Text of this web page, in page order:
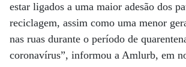
estar ligados a uma maior adesão dos
reciclagem, assim como uma menor
nas ruas durante o período de
coronavírus”, informou a Amlurb, em